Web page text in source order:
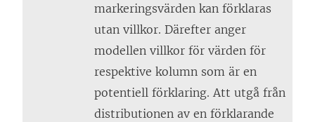
markeringsvärden kan förklaras
utan villkor. Därefter anger
modellen villkor för värden för
respektive kolumn som är en
potentiell förklaring. Att utgå från
distributionen av en förklarande